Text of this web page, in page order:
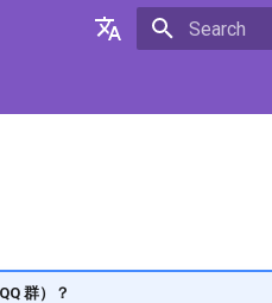
群）？